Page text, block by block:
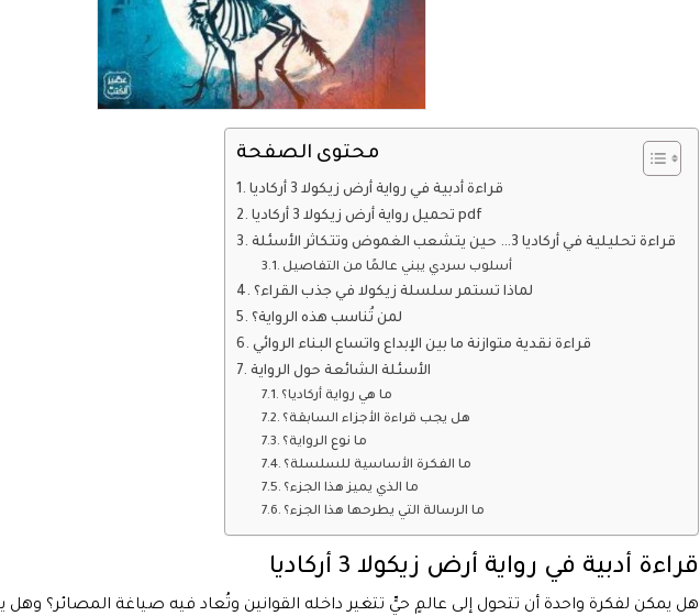
محتوى الصفحة
قراءة أدبية في رواية أرض زيكولا 3 أركاديا
تحميل رواية أرض زيكولا 3 أركاديا pdf
قراءة تحليلية في أركاديا 3… حين يتشعب الغموض وتتكاثر الأسئلة
أسلوب سردي يبني عالمًا من التفاصيل
لماذا تستمر سلسلة زيكولا في جذب القراء؟
لمن تُناسب هذه الرواية؟
قراءة نقدية متوازنة ما بين الإبداع واتساع البناء الروائي
الأسئلة الشائعة حول الرواية
ما هي رواية أركاديا؟
هل يجب قراءة الأجزاء السابقة؟
ما نوع الرواية؟
ما الفكرة الأساسية للسلسلة؟
ما الذي يميز هذا الجزء؟
ما الرسالة التي يطرحها هذا الجزء؟
قراءة أدبية في رواية أرض زيكولا 3 أركاديا
هل يمكن لفكرة واحدة أن تتحول إلى عالمٍ حيٍّ تتغير داخله القوانين وتُعاد فيه صياغة المصائر؟